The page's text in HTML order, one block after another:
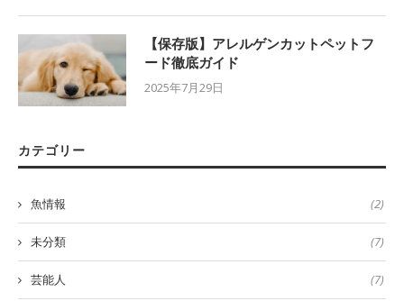
【保存版】アレルゲンカットペットフ
ード徹底ガイド
2025年7月29日
カテゴリー
魚情報 (2)
未分類 (7)
芸能人 (7)